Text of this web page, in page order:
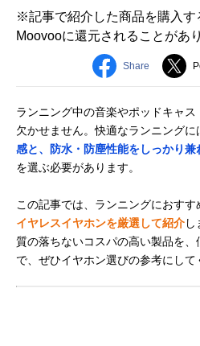
※記事で紹介した商品を購入す
Moovooに還元されることがあ
Share
ランニング中の音楽やポッドキャ
欠かせません。快適なランニングに
感と、防水・防塵性能をしっかり
を選ぶ必要があります。
この記事では、ランニングにおすす
イヤレスイヤホンを厳選して紹介
質の落ちないコスパの高い製品を
で、ぜひイヤホン選びの参考にして